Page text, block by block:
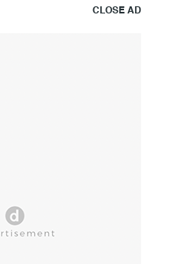
CLOSE AD